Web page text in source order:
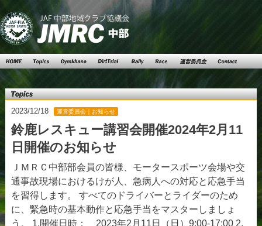
Top TopicsGymkhanaDartTrialRally Race運営委員Contact
Topics
2023/12/18 運営委員会｜お知らせ
鈴鹿レスキュー講習会開催2024年2月11
日開催のお知らせ
ＪＭＲＣ中部部会員の皆様、モータースポーツ会場や交
通事故現場におけるけが人、急病人への対応と応急手当
を習得します。 すべてのドライバーとライダーのため
に、緊急時の基本動作と応急手当をマスターしましょ
う。 1.開催日時： 2023年2月11日（日）9:00-17:00 2.